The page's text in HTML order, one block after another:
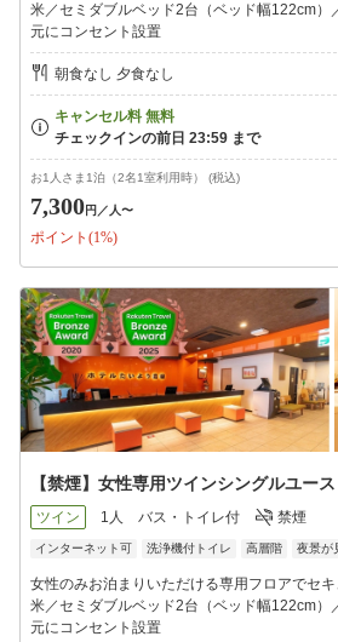
米／セミダブルベッド2台（ベッド幅122cm）
元にコンセント設置
朝食なし 夕食なし
お1人さま1泊（2名1室利用時） (税込)
7,300円 ／人〜
ポイント(1%)
【禁煙】女性専用ツインシングルユース
ツイン 1人 バス・トイレ付 禁煙
インターネット可 洗浄機付トイレ 高層階 夜景が
女性のみお泊まりいただける専用フロアでセ
米／セミダブルベッド2台（ベッド幅122cm）
元にコンセント設置